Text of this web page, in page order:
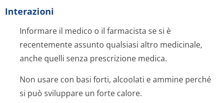
Interazioni
Informare il medico o il farmacista se si è
recentemente assunto qualsiasi altro medicinale,
anche quelli senza prescrizione medica.
Non usare con basi forti, alcoolati e ammine perché
si può sviluppare un forte calore.